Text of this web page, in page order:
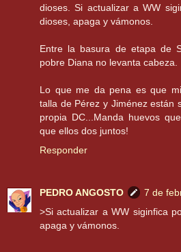
dioses. Si actualizar a WW
dioses, apaga y vámonos.
Entre la basura de etapa de
pobre Diana no levanta cabeza.
Lo que me da pena es que
talla de Pérez y Jiménez están
propia DC...Manda huevos
que ellos dos juntos!
Responder
PEDRO ANGOSTO
7 de
>Si actualizar a WW siginfica
apaga y vámonos.